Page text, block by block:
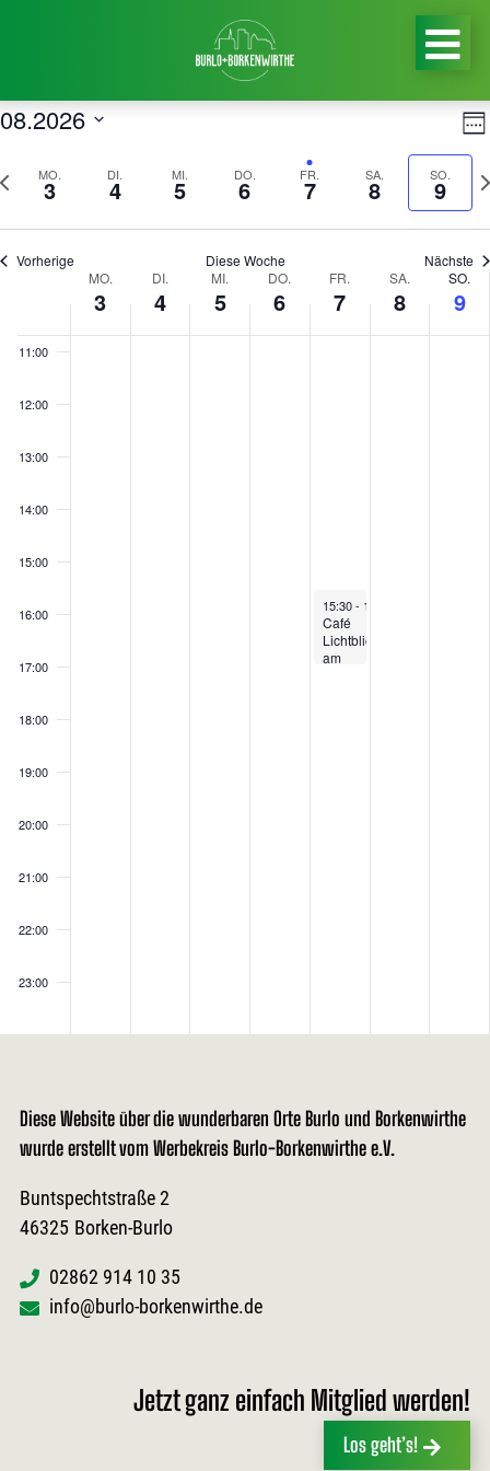
08.2026
auswählen.
MO.
3 DI.
4 MI.
5 DO.
6 FR.
7 SA.
8 SO.
9
Vorherige Diese Woche Nächste
Woche
von
Veranstaltungen
MO.
3
DI.
4
MI.
5
DO.
6
FR.
7
SA.
8
SO.
9
08:00
11:00
12:00
13:00
14:00
15:00
16:00
17:00
18:00
19:00
20:00
21:00
22:00
23:00
August 7, 2026
15:30- 17:00
Café
Lichtblick
am
Diese Website über die wunderbaren Orte Burlo und Borkenwirthe
wurde erstellt vom Werbekreis Burlo-Borkenwirthe e.V.
Buntspechtstraße 2
46325 Borken-Burlo
02862 914 10 35
info@burlo-borkenwirthe.de
Jetzt ganz einfach Mitglied werden!
Los geht’s!